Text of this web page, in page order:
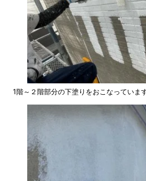
1階～２階部分の下塗りをおこなっています